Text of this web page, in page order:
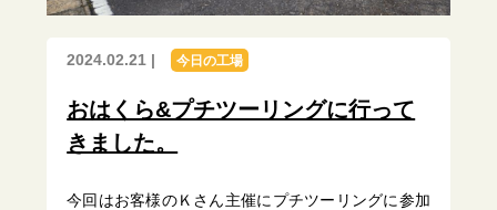
2024.02.21 | 今日の工場
おはくら&プチツーリングに行って
きました。
今回はお客様のＫさん主催にプチツーリングに参加